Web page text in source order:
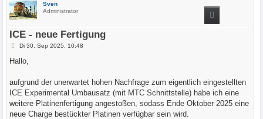
Sven
Administrator
ICE - neue Fertigung
B
i
a
Di 30. Sep 2025, 10:48
Hallo,
aufgrund der unerwartet hohen Nachfrage zum eigentlich eingestellten
ICE Experimental Umbausatz (mit MTC Schnittstelle) habe ich eine
weitere Platinenfertigung angestoßen, sodass Ende Oktober 2025 eine
neue Charge bestückter Platinen verfügbar sein wird.